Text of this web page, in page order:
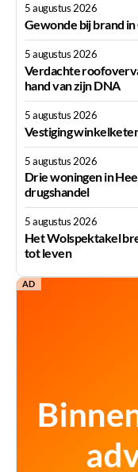
5 augustus 2026
Gewonde bij brand
5 augustus 2026
Verdachte
hand van zijn DNA
5 augustus 2026
Vestiging
5 augustus 2026
Drie woningen in
drugshandel
5 augustus 2026
Het Wolspektakel
tot leven
AD